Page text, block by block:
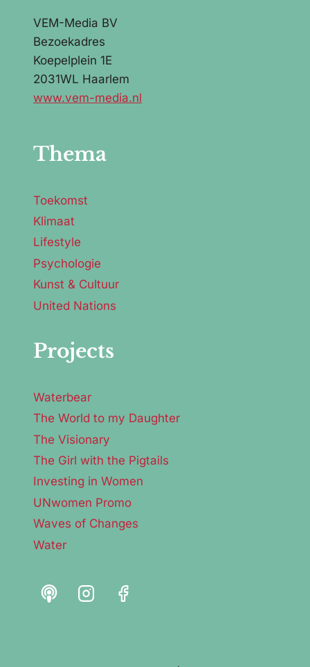
VEM-Media BV
Bezoekadres
Koepelplein 1E
2031WL Haarlem
www.vem-media.nl
Thema
Toekomst
Klimaat
Lifestyle
Psychologie
Kunst & Cultuur
United Nations
Projects
Waterbear
The World to my Daughter
The Visionary
The Girl with the Pigtails
Investing in Women
UNwomen Promo
Waves of Changes
Water